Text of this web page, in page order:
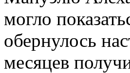
могло
обернулось
месяцев